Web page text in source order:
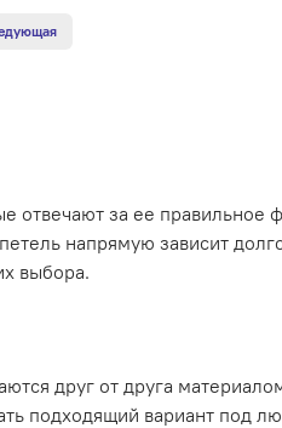
отвечают за ее правильное
напрямую зависит
выбора.
друг от друга
подходящий вариант под